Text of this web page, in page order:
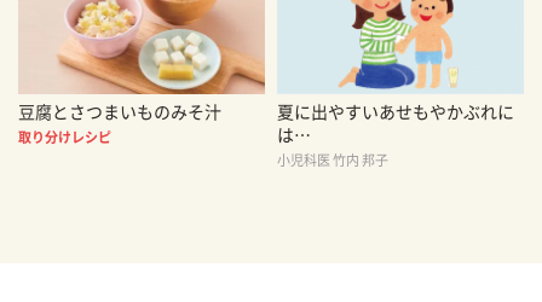
豆腐とさつまいものみそ汁
取り分けレシピ
夏に出やすいあせもやかぶれに
は…
小児科医 竹内 邦子